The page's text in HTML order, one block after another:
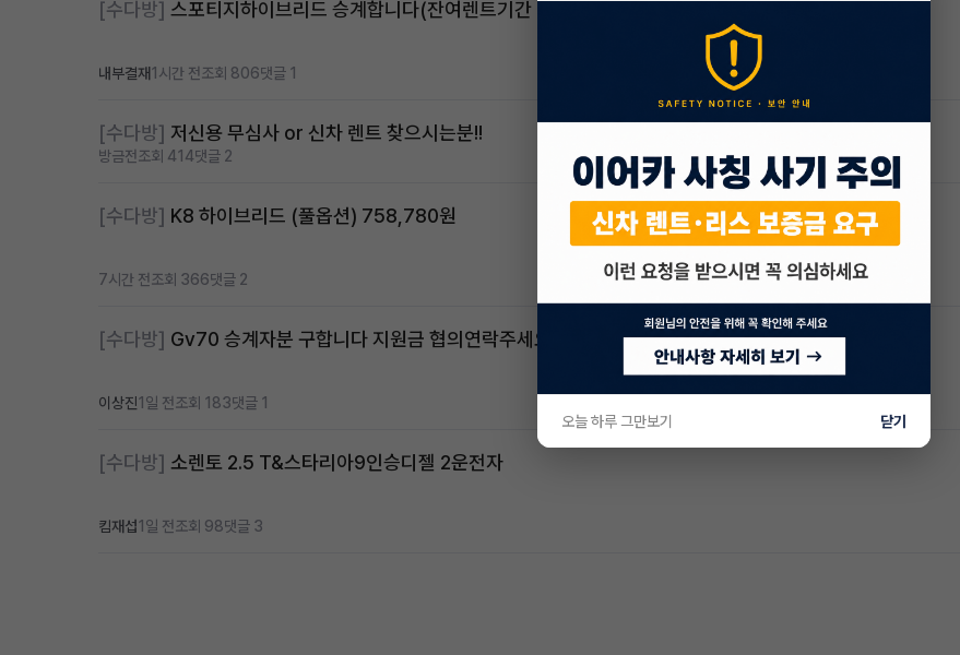
[수다방]
내부결재1시간 전조회 806댓글 1
[수다방] 저신용 무심사 or 신차 렌트 찾으시는분!!
방금전조회 414댓글 2
[수다방] K8 하이브리드 (풀옵션) 758,780원
7시간 전조회 366댓글 2
[수다방] Gv70 승계자분 구합니다 지원금 협의연락주세요
이상진1일 전조회 183댓글 1
[수다방] 소렌토 2.5 T&스타리아9인승디젤 2운전자
킴재섭1일 전조회 98댓글 3
오늘 하루 그만보기 닫기